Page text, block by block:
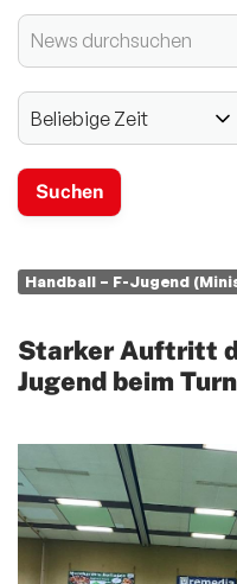
Handball – F-Jugend
Starker Auftritt
Jugend beim
2024 - 125-jähriges Jubiläum
Vereinssport
Mitglieder-Service